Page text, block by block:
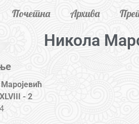
Почетна Архива
Никола
XLVIII - 2